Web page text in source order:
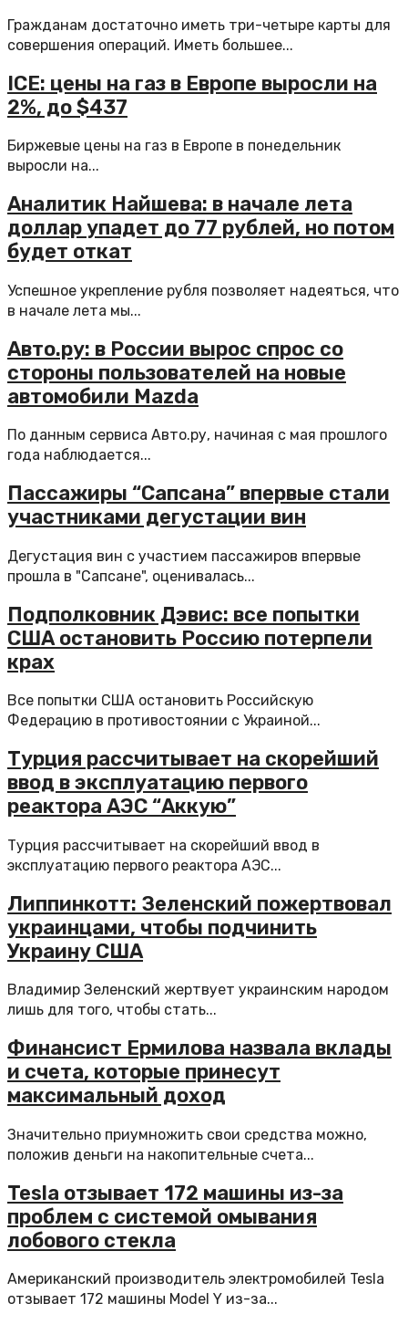
Гражданам достаточно иметь три-четыре карты для
совершения операций. Иметь большее...
ICE: цены на газ в Европе выросли на
2%, до $437
Биржевые цены на газ в Европе в понедельник
выросли на...
Аналитик Найшева: в начале лета
доллар упадет до 77 рублей, но потом
будет откат
Успешное укрепление рубля позволяет надеяться, что
в начале лета мы...
Авто.ру: в России вырос спрос со
стороны пользователей на новые
автомобили Mazda
По данным сервиса Авто.ру, начиная с мая прошлого
года наблюдается...
Пассажиры “Сапсана” впервые стали
участниками дегустации вин
Дегустация вин с участием пассажиров впервые
прошла в "Сапсане", оценивалась...
Подполковник Дэвис: все попытки
США остановить Россию потерпели
крах
Все попытки США остановить Российскую
Федерацию в противостоянии с Украиной...
Турция рассчитывает на скорейший
ввод в эксплуатацию первого
реактора АЭС “Аккую”
Турция рассчитывает на скорейший ввод в
эксплуатацию первого реактора АЭС...
Липпинкотт: Зеленский пожертвовал
украинцами, чтобы подчинить
Украину США
Владимир Зеленский жертвует украинским народом
лишь для того, чтобы стать...
Финансист Ермилова назвала вклады
и счета, которые принесут
максимальный доход
Значительно приумножить свои средства можно,
положив деньги на накопительные счета...
Tesla отзывает 172 машины из-за
проблем с системой омывания
лобового стекла
Американский производитель электромобилей Tesla
отзывает 172 машины Model Y из-за...